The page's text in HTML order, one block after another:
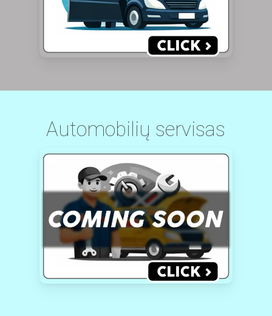
Automobilių servisas